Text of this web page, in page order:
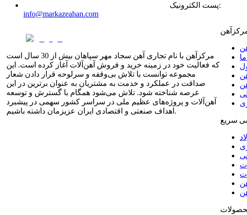
پست الکترونیک:
info@markazeahan.com
مرکزآهن با نام تجاری آهن سجاد مهر سپاهان بیش از 30 سال است
که فعالیت خود در زمینه خرید و فروش آهن‌آلات آغاز کرده است. این
مجموعه توانست با تلاش بی‌وقفه و سرلوحه قرار دادن شعار
صداقت در عملکرد و خدمت به مشتریان به عنوان برترین در این
عرصه شناخته شود. تلاش می‌شود همگام با گسترش و توسعه
آهن‌آلات و پروژه‌های عظیم ملی در سراسر کشور سهمی در پیشبرد
اهداف صنعتی و اقتصادی ایران عزیزمان داشته باشیم.
سریع